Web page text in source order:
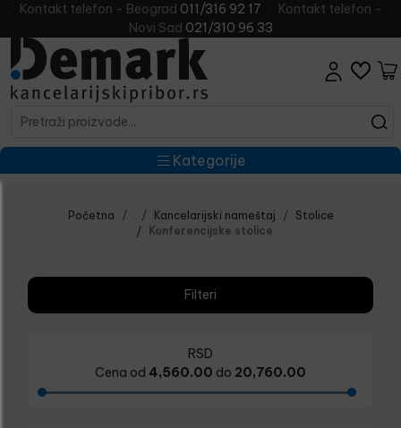
Kontakt telefon - Beograd 011/316 92 17
Kontakt telefon -
Novi Sad 021/310 96 33
Kategorije
Početna Kancelarijski nameštaj
Stolice
Konferencijske stolice
Filteri
RSD
Cena od 4,560.00 do 20,760.00